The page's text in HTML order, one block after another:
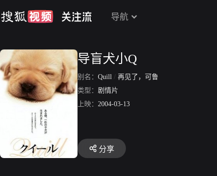
导航
导盲犬小Q
别名： Quill / 再见了，可鲁
类型： 剧情片
上映： 2004-03-13
分享